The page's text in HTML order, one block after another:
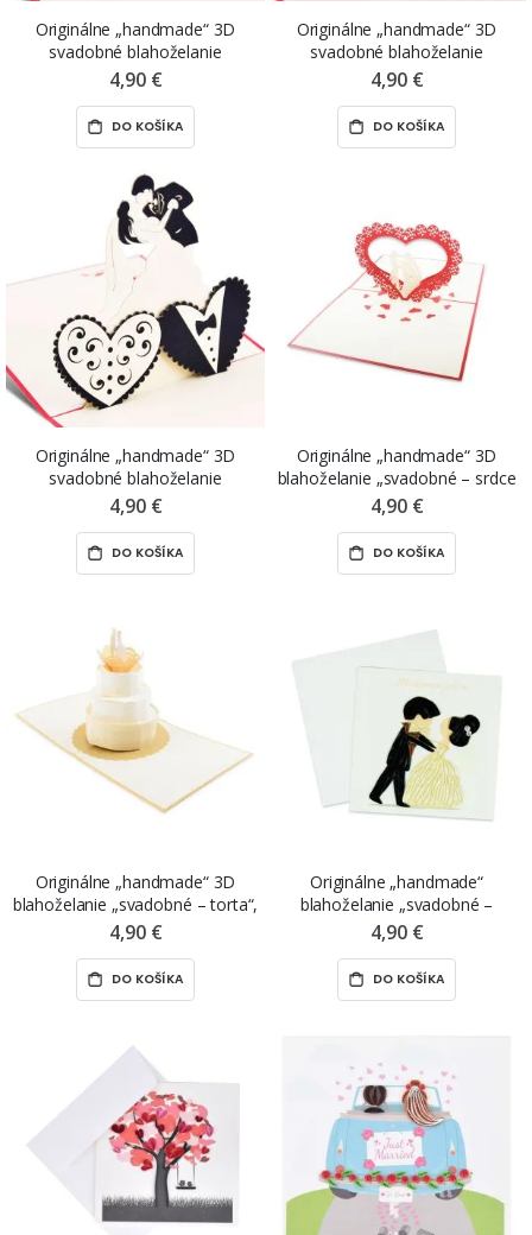
Originálne „handmade“ 3D
svadobné blahoželanie
„mladomanželia na bicykli“, 13 x
4,90 €
DO KOŠÍKA
Originálne „handmade“ 3D
svadobné blahoželanie
„mladomanželia pod oblúkom“,
4,90 €
DO KOŠÍKA
Originálne „handmade“ 3D
svadobné blahoželanie
„tancujúci mladomanželia“, 15 x
15 cm
4,90 €
DO KOŠÍKA
Originálne „handmade“ 3D
blahoželanie „svadobné – srdce
s mladomanželmi“, 13 x 18 cm
4,90 €
DO KOŠÍKA
Originálne „handmade“ 3D
blahoželanie „svadobné – torta“,
15 x 15 cm
4,90 €
DO KOŠÍKA
Originálne „handmade“
blahoželanie „svadobné –
mladomanželom“, 15 x 15 cm
4,90 €
DO KOŠÍKA